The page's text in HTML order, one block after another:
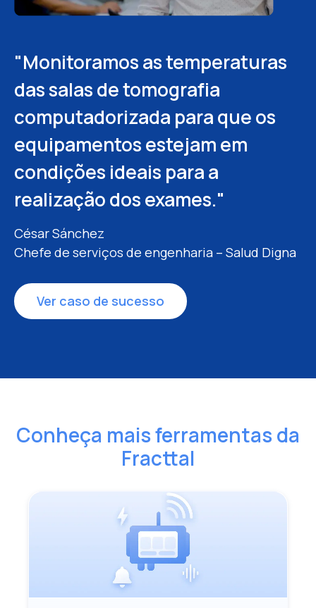
"Monitoramos as temperaturas
das salas de tomografia
computadorizada para que os
equipamentos estejam em
condições ideais para a
realização dos exames."
César Sánchez
Chefe de serviços de engenharia – Salud Digna
Ver caso de sucesso
"A implementação de uma
solução de monitoramento de
manutenção preditiva 24/7
permite que falhas sejam
evitadas antes que ocorram."
Santiago Moreno
COO/CTO - Tiibo SmartTech Solutions.
Ver caso de sucesso
"Da disponibilidade de máquinas
que tínhamos antes, de 62%,
aumentamos para quase 82%
com o Fracttal One."
Luis Felipe Vargas Jaime
Gerente da filial Gran Plaza – Happyland
Ver caso de sucesso
Conheça mais ferramentas da
Fracttal